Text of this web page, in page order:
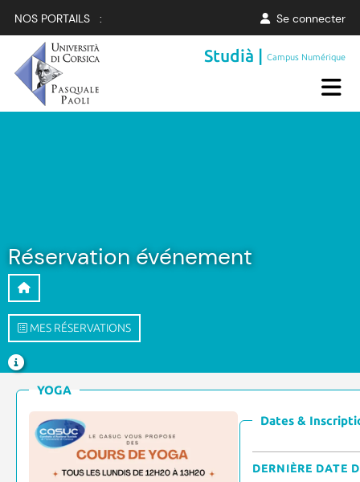
NOS PORTAILS : Se connecter
Studià |Campus Numérique
Réservation événement
MES RÉSERVATIONS
YOGA
Dates &
DERNIÈRE DATE